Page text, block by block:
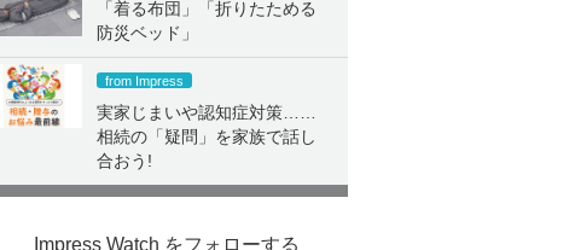
「着る布団」「折りたためる
防災ベッド」
from Impress
実家じまいや認知症対策……
相続の「疑問」を家族で話し
合おう!
Impress Watch をフォローする